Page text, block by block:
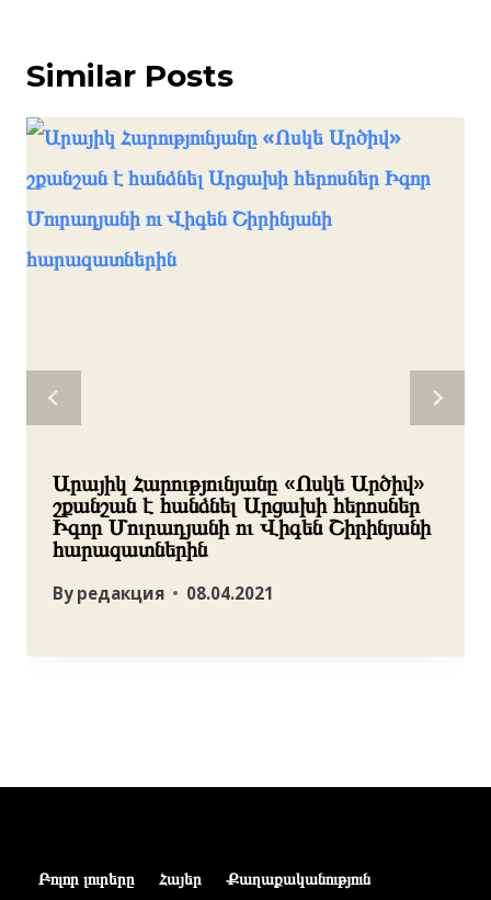
Similar Posts
Արայիկ Հարությունյանը «Ոսկե Արծիվ»
շքանշան է հանձնել Արցախի հերոսներ
Իգոր Մուրադյանի ու Վիգեն Շիրինյանի
հարազատներին
By редакция 08.04.2021
Բոլոր լուրերը Հայեր Քաղաքականություն